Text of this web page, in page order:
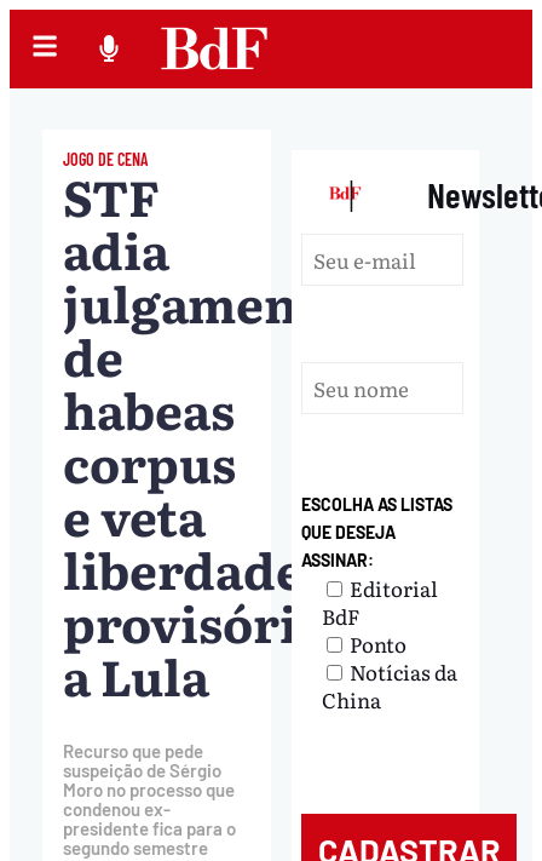
JOGO DE CENA
STF
adia
julgamento
de
habeas
corpus
e veta
liberdade
provisória
a Lula
Recurso que pede
suspeição de Sérgio
Moro no processo que
condenou ex-
presidente fica para o
segundo semestre
|
ESCOLHA AS LISTAS
QUE DESEJA
ASSINAR:
Editorial
BdF
Ponto
Notícias da
China